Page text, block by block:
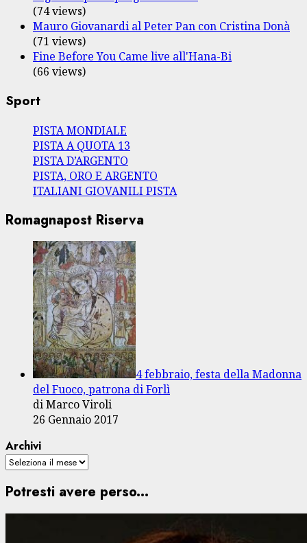
(74 views)
Mauro Giovanardi al Peter Pan con Cristina Donà
(71 views)
Fine Before You Came live all'Hana-Bi
(66 views)
Sport
PISTA MONDIALE
PISTA A QUOTA 13
PISTA D’ARGENTO
PISTA, ORO E ARGENTO
ITALIANI GIOVANILI PISTA
Romagnapost Riserva
4 febbraio, festa della Madonna
del Fuoco, patrona di Forlì
di Marco Viroli
26 Gennaio 2017
Archivi
Potresti avere perso...